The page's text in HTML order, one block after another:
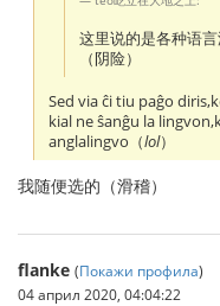
这里说的是各种语
（阴险）
Sed via ĉi tiu paĝo
kial ne ŝanĝu la
anglalingvo（lol）
我随便选的（滑稽）
flanke (Покажи профила)
04 април 2020, 04:04:22